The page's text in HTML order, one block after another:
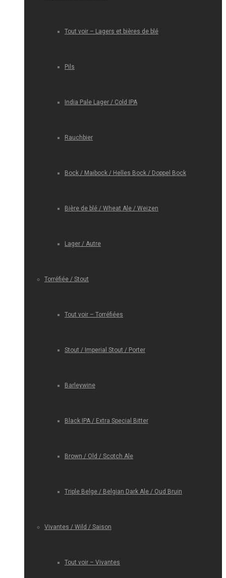
Tout voir – Lagers et bières de blé
Pils
India Pale Lager / Cold IPA
Rauchbier
Bock / Maibock / Helles Bock / Doppel Bock
Bière de blé / Wheat Ale / Weizen
Lager / Autre
Torréfiée / Stout
Tout voir – Torréfiées
Stout / Imperial Stout / Porter
Barleywine
Black IPA / Extra Special Bitter
Brown / Old / Scotch Ale
Triple Belge / Belgian Dark Ale / Oud Bruin
Vivantes / Wild / Saison
Tout voir – Vivantes